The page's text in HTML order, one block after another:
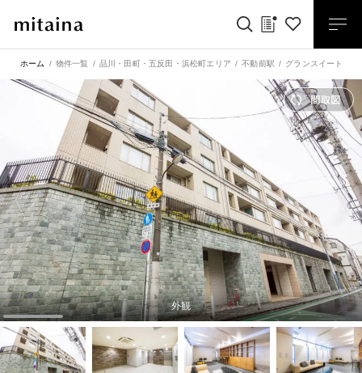
ホーム 物件一覧 品川・田町・五反田・浜松町エリア 不動前駅 グランスイート不
外観